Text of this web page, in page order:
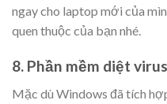
ngay cho laptop mới của
quen thuộc của bạn nhé.
8. Phần mềm diệt virus
Mặc dù Windows đã tích